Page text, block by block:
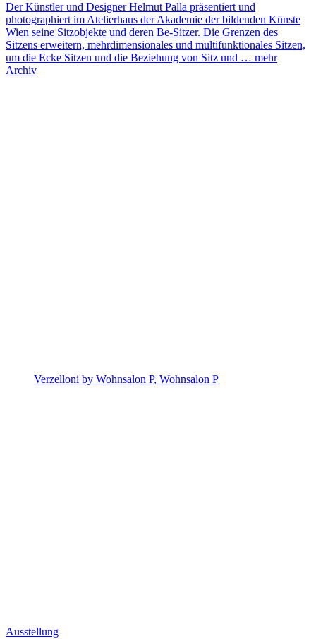
Der Künstler und Designer Helmut Palla präsentiert und
photographiert im Atelierhaus der Akademie der bildenden Künste
Wien seine Sitzobjekte und deren Be-Sitzer. Die Grenzen des
Sitzens erweitern, mehrdimensionales und multifunktionales Sitzen,
um die Ecke Sitzen und die Beziehung von Sitz und … mehr
Archiv
Verzelloni by Wohnsalon P, Wohnsalon P
Ausstellung